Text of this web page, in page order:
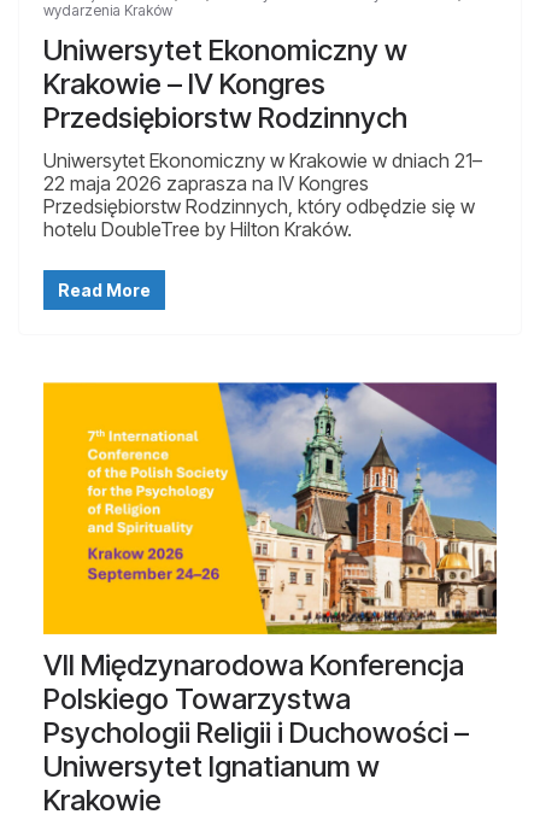
wydarzenia Kraków
Uniwersytet Ekonomiczny w
Krakowie – IV Kongres
Przedsiębiorstw Rodzinnych
Uniwersytet Ekonomiczny w Krakowie w dniach 21–
22 maja 2026 zaprasza na IV Kongres
Przedsiębiorstw Rodzinnych, który odbędzie się w
hotelu DoubleTree by Hilton Kraków.
Read More
VII Międzynarodowa Konferencja
Polskiego Towarzystwa
Psychologii Religii i Duchowości –
Uniwersytet Ignatianum w
Krakowie